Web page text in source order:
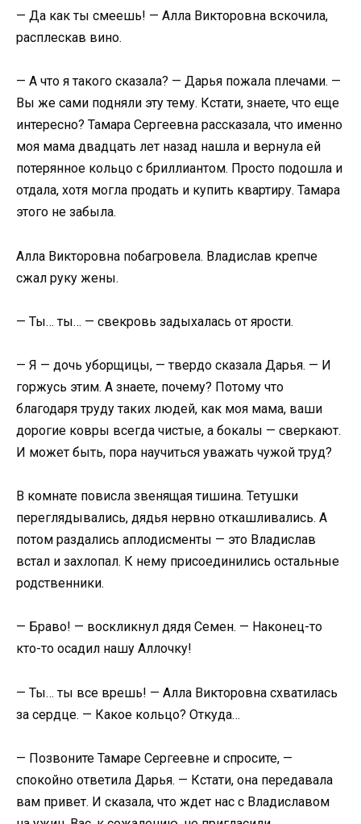
— Да как ты смеешь! — Алла Викторовна вскочила,
расплескав вино.
— А что я такого сказала? — Дарья пожала плечами. —
Вы же сами подняли эту тему. Кстати, знаете, что еще
интересно? Тамара Сергеевна рассказала, что именно
моя мама двадцать лет назад нашла и вернула ей
потерянное кольцо с бриллиантом. Просто подошла и
отдала, хотя могла продать и купить квартиру. Тамара
этого не забыла.
Алла Викторовна побагровела. Владислав крепче
сжал руку жены.
— Ты… ты… — свекровь задыхалась от ярости.
— Я — дочь уборщицы, — твердо сказала Дарья. — И
горжусь этим. А знаете, почему? Потому что
благодаря труду таких людей, как моя мама, ваши
дорогие ковры всегда чистые, а бокалы — сверкают.
И может быть, пора научиться уважать чужой труд?
В комнате повисла звенящая тишина. Тетушки
переглядывались, дядья нервно откашливались. А
потом раздались аплодисменты — это Владислав
встал и захлопал. К нему присоединились остальные
родственники.
— Браво! — воскликнул дядя Семен. — Наконец-то
кто-то осадил нашу Аллочку!
— Ты… ты все врешь! — Алла Викторовна схватилась
за сердце. — Какое кольцо? Откуда…
— Позвоните Тамаре Сергеевне и спросите, —
спокойно ответила Дарья. — Кстати, она передавала
вам привет. И сказала, что ждет нас с Владиславом